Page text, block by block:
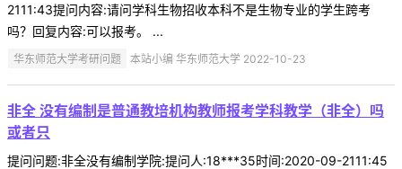
2111:43提问内容:请问学科生物招收本科不是生物专业的学生跨考
吗？回复内容:可以报考。 ...
华东师范大学考研问题 本站小编 华东师范大学 2022-10-23
非全 没有编制是普通教培机构教师报考学科教学（非全）吗
或者只
提问问题:非全没有编制学院:提问人:18***35时间:2020-09-2111:45